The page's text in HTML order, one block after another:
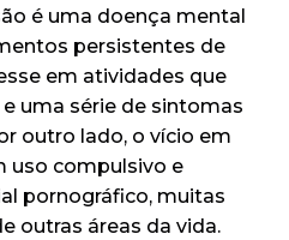
é uma doença mental
persistentes de
em atividades que
uma série de sintomas
outro lado, o vício em
uso compulsivo e
pornográfico, muitas
outras áreas da vida.